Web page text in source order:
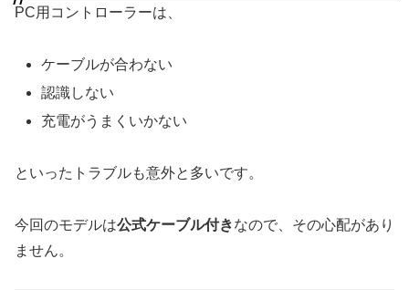
PC用コントローラーは、
ケーブルが合わない
認識しない
充電がうまくいかない
といったトラブルも意外と多いです。
今回のモデルは公式ケーブル付きなので、その心配があり
ません。